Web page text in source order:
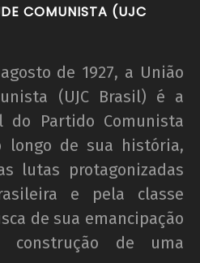
COMUNISTA (UJC
de 1927, a União
(UJC Brasil) é a
do Partido Comunista
longo de sua história,
lutas protagonizadas
e pela classe
de sua emancipação
de uma